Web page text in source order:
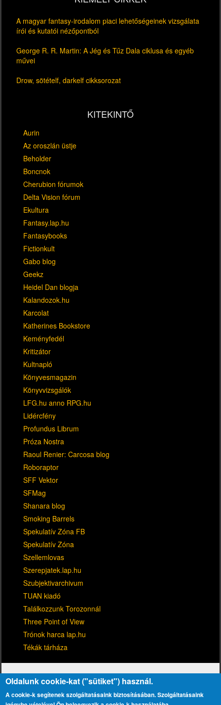
A magyar fantasy-irodalom piaci lehetőségeinek vizsgálata
írói és kutatói nézőpontból
George R. R. Martin: A Jég és Tűz Dala ciklusa és egyéb
művei
Drow, sötételf, darkelf cikksorozat
KITEKINTŐ
Aurin
Az oroszlán üstje
Beholder
Boncnok
Cherubion fórumok
Delta Vision fórum
Ekultura
Fantasy.lap.hu
Fantasybooks
Fictionkult
Gabo blog
Geekz
Heidel Dan blogja
Kalandozok.hu
Karcolat
Katherines Bookstore
Keményfedél
Kritizátor
Kultnapló
Könyvesmagazin
Könyvvizsgálók
LFG.hu anno RPG.hu
Lidércfény
Profundus Librum
Próza Nostra
Raoul Renier: Carcosa blog
Roboraptor
SFF Vektor
SFMag
Shanara blog
Smoking Barrels
Spekulatív Zóna FB
Spekulatív Zóna
Szellemlovas
Szerepjatek.lap.hu
Szubjektivarchivum
TUAN kiadó
Találkozzunk Torozonnál
Three Point of View
Trónok harca lap.hu
Tékák tárháza
Oldalunk cookie-kat ("sütiket") használ.
A cookie-k segítenek szolgáltatásaink biztosításában. Szolgáltatásaink